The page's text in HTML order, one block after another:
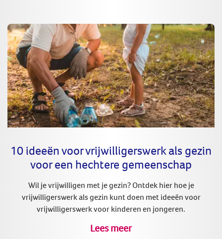
10 ideeën voor vrijwilligerswerk als gezin
voor een hechtere gemeenschap
Wil je vrijwilligen met je gezin? Ontdek hier hoe je
vrijwilligerswerk als gezin kunt doen met ideeën voor
vrijwilligerswerk voor kinderen en jongeren.
Lees meer